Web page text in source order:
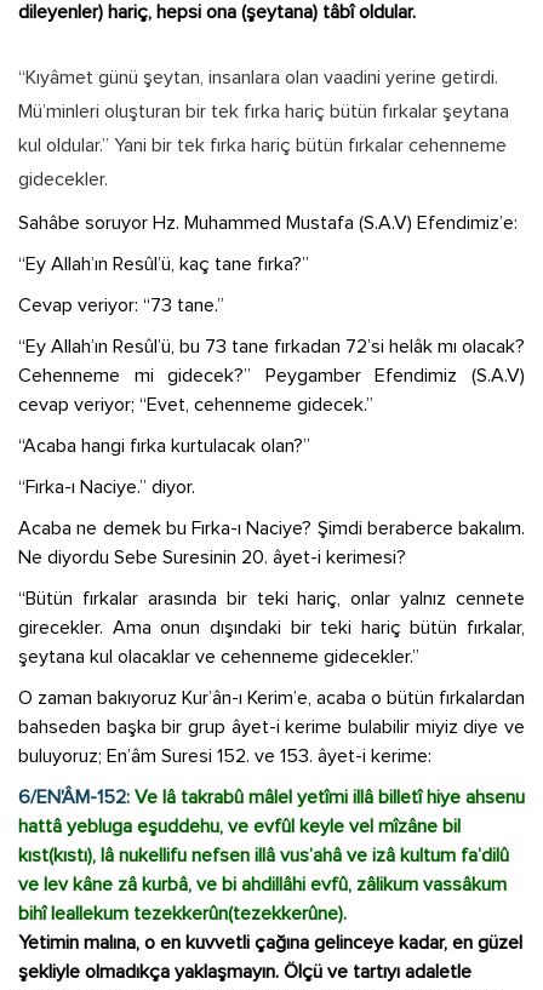
dileyenler) hariç, hepsi ona (şeytana) tâbî oldular.
“Kıyâmet günü şeytan, insanlara olan vaadini yerine getirdi.
Mü’minleri oluşturan bir tek fırka hariç bütün fırkalar şeytana
kul oldular.” Yani bir tek fırka hariç bütün fırkalar cehenneme
gidecekler.
Sahâbe soruyor Hz. Muhammed Mustafa (S.A.V) Efendimiz’e:
“Ey Allah’ın Resûl’ü, kaç tane fırka?”
Cevap veriyor: “73 tane.”
“Ey Allah’ın Resûl’ü, bu 73 tane fırkadan 72’si helâk mı olacak?
Cehenneme mi gidecek?” Peygamber Efendimiz (S.A.V)
cevap veriyor; “Evet, cehenneme gidecek.”
“Acaba hangi fırka kurtulacak olan?”
“Fırka-ı Naciye.” diyor.
Acaba ne demek bu Fırka-ı Naciye? Şimdi beraberce bakalım.
Ne diyordu Sebe Suresinin 20. âyet-i kerimesi?
“Bütün fırkalar arasında bir teki hariç, onlar yalnız cennete
girecekler. Ama onun dışındaki bir teki hariç bütün fırkalar,
şeytana kul olacaklar ve cehenneme gidecekler.”
O zaman bakıyoruz Kur’ân-ı Kerim’e, acaba o bütün fırkalardan
bahseden başka bir grup âyet-i kerime bulabilir miyiz diye ve
buluyoruz; En’âm Suresi 152. ve 153. âyet-i kerime:
6/EN'ÂM-152: Ve lâ takrabû mâlel yetîmi illâ billetî hiye ahsenu
hattâ yebluga eşuddehu, ve evfûl keyle vel mîzâne bil
kıst(kıstı), lâ nukellifu nefsen illâ vus’ahâ ve izâ kultum fa’dilû
ve lev kâne zâ kurbâ, ve bi ahdillâhi evfû, zâlikum vassâkum
bihî leallekum tezekkerûn(tezekkerûne).
Yetimin malına, o en kuvvetli çağına gelinceye kadar, en güzel
şekliyle olmadıkça yaklaşmayın. Ölçü ve tartıyı adaletle